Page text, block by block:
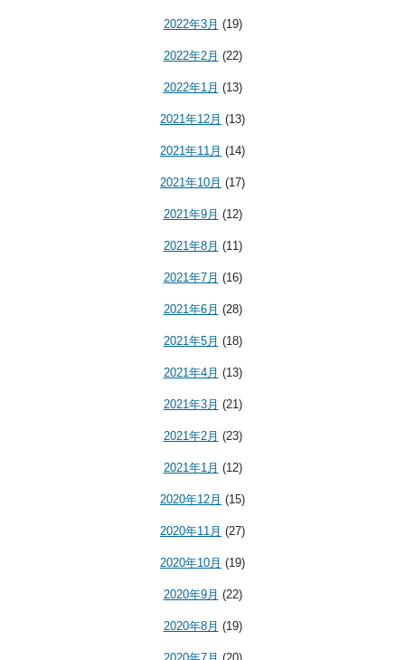
2022年3月 (19)
2022年2月 (22)
2022年1月 (13)
2021年12月 (13)
2021年11月 (14)
2021年10月 (17)
2021年9月 (12)
2021年8月 (11)
2021年7月 (16)
2021年6月 (28)
2021年5月 (18)
2021年4月 (13)
2021年3月 (21)
2021年2月 (23)
2021年1月 (12)
2020年12月 (15)
2020年11月 (27)
2020年10月 (19)
2020年9月 (22)
2020年8月 (19)